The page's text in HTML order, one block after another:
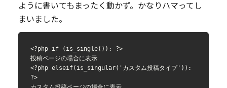
ように書いてもまったく動かず。かなりハマってし
まいました。
<?php if (is_single()): ?>
投稿ページの場合に表示
<?php elseif(is_singular('カスタム投稿タイプ')):
?>